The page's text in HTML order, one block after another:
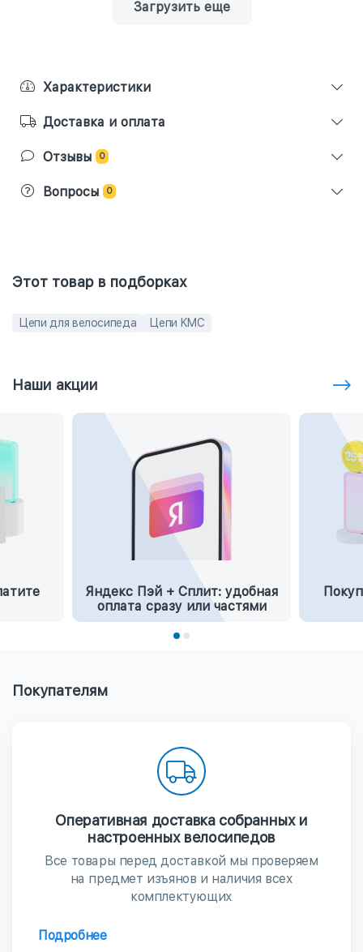
Загрузить еще
Характеристики
Доставка и оплата
Отзывы 0
Вопросы 0
Этот товар в подборках
Цепи для велосипеда Цепи KMC
Наши акции
Яндекс Пэй + Сплит: удобная
оплата сразу или частями
Покупателям
Оперативная доставка собранных и
настроенных велосипедов
Все товары перед доставкой мы проверяем
на предмет изъянов и наличия всех
комплектующих
Подробнее